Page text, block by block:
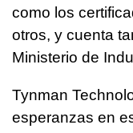
como los
otros, y cuenta
Ministerio de
Tynman
esperanzas en